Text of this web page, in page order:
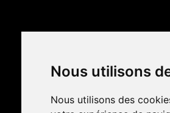
Nous utilisons
Nous utilisons des